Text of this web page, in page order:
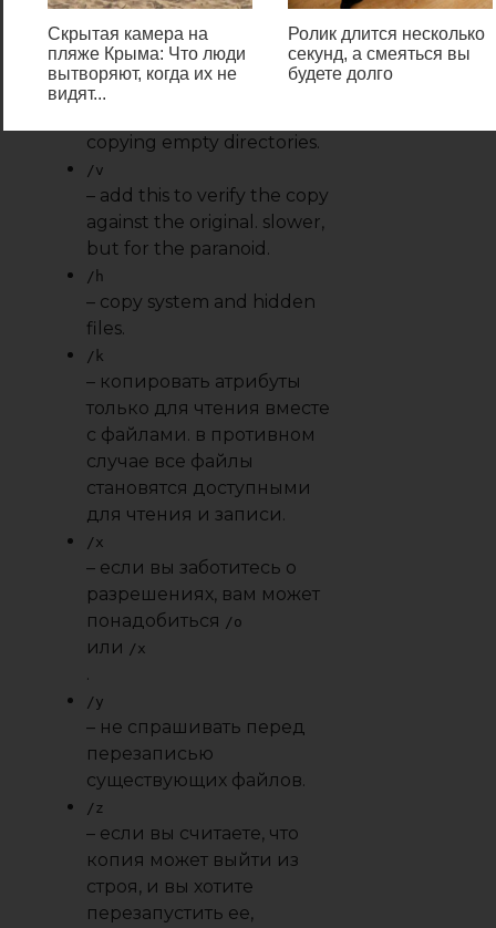
we also add include these:
/s/e
copying empty directories.
/v
– add this to verify the copy
against the original. slower,
but for the paranoid.
/h
– copy system and hidden
files.
/k
– копировать атрибуты
только для чтения вместе
с файлами. в противном
случае все файлы
становятся доступными
для чтения и записи.
/x
– если вы заботитесь о
разрешениях, вам может
понадобиться /o
или /x
.
/y
– не спрашивать перед
перезаписью
существующих файлов.
/z
– если вы считаете, что
копия может выйти из
строя, и вы хотите
перезапустить ее,
Скрытая камера на
пляже Крыма: Что люди
вытворяют, когда их не
видят...
Ролик длится несколько
секунд, а смеяться вы
будете долго